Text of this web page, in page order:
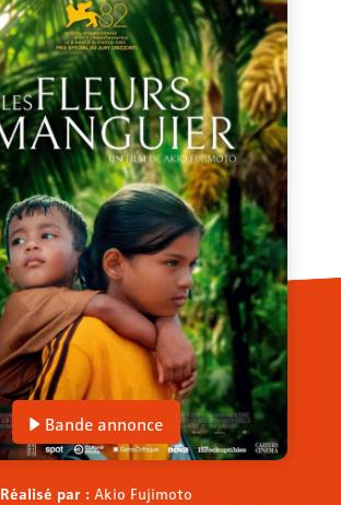
Bande annonce
Réalisé par : Akio Fujimoto